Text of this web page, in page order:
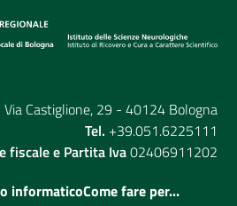
Via Castiglione, 29 - 40124 Bologna
Tel. +39.051.6225111
fiscale e Partita Iva02406911202
informaticoCome fare per...